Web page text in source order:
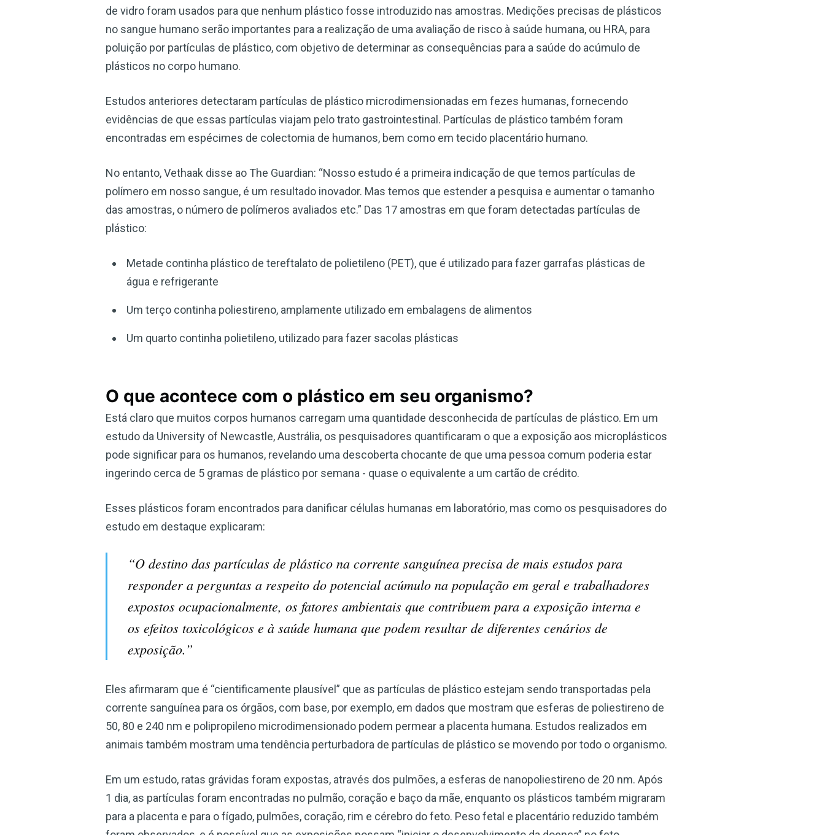
de vidro foram usados para que nenhum plástico fosse introduzido nas amostras. Medições precisas de plásticos
no sangue humano serão importantes para a realização de uma avaliação de risco à saúde humana, ou HRA, para
poluição por partículas de plástico, com objetivo de determinar as consequências para a saúde do acúmulo de
plásticos no corpo humano.
Estudos anteriores detectaram partículas de plástico microdimensionadas em fezes humanas, fornecendo
evidências de que essas partículas viajam pelo trato gastrointestinal. Partículas de plástico também foram
encontradas em espécimes de colectomia de humanos, bem como em tecido placentário humano.
No entanto, Vethaak disse ao The Guardian: “Nosso estudo é a primeira indicação de que temos partículas de
polímero em nosso sangue, é um resultado inovador. Mas temos que estender a pesquisa e aumentar o tamanho
das amostras, o número de polímeros avaliados etc.” Das 17 amostras em que foram detectadas partículas de
plástico:
Metade continha plástico de tereftalato de polietileno (PET), que é utilizado para fazer garrafas plásticas de
água e refrigerante
Um terço continha poliestireno, amplamente utilizado em embalagens de alimentos
Um quarto continha polietileno, utilizado para fazer sacolas plásticas
O que acontece com o plástico em seu organismo?
Está claro que muitos corpos humanos carregam uma quantidade desconhecida de partículas de plástico. Em um
estudo da University of Newcastle, Austrália, os pesquisadores quantificaram o que a exposição aos microplásticos
pode significar para os humanos, revelando uma descoberta chocante de que uma pessoa comum poderia estar
ingerindo cerca de 5 gramas de plástico por semana - quase o equivalente a um cartão de crédito.
Esses plásticos foram encontrados para danificar células humanas em laboratório, mas como os pesquisadores do
estudo em destaque explicaram:
“O destino das partículas de plástico na corrente sanguínea precisa de mais estudos para
responder a perguntas a respeito do potencial acúmulo na população em geral e trabalhadores
expostos ocupacionalmente, os fatores ambientais que contribuem para a exposição interna e
os efeitos toxicológicos e à saúde humana que podem resultar de diferentes cenários de
exposição.”
Eles afirmaram que é “cientificamente plausível” que as partículas de plástico estejam sendo transportadas pela
corrente sanguínea para os órgãos, com base, por exemplo, em dados que mostram que esferas de poliestireno de
50, 80 e 240 nm e polipropileno microdimensionado podem permear a placenta humana. Estudos realizados em
animais também mostram uma tendência perturbadora de partículas de plástico se movendo por todo o organismo.
Em um estudo, ratas grávidas foram expostas, através dos pulmões, a esferas de nanopoliestireno de 20 nm. Após
1 dia, as partículas foram encontradas no pulmão, coração e baço da mãe, enquanto os plásticos também migraram
para a placenta e para o fígado, pulmões, coração, rim e cérebro do feto. Peso fetal e placentário reduzido também
Escreva-se para receber #1 boletim
informativo de saúde natural DE
GRAÇA
sem censura ou vigilância eletrônica.
Inscreva-se Agora!
Confira nossa política de privacidade